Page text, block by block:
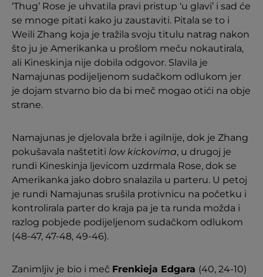
‘Thug’ Rose je uhvatila pravi pristup ‘u glavi’ i sad će
se mnoge pitati kako ju zaustaviti. Pitala se to i
Weili Zhang koja je tražila svoju titulu natrag nakon
što ju je Amerikanka u prošlom meču nokautirala,
ali Kineskinja nije dobila odgovor. Slavila je
Namajunas podijeljenom sudačkom odlukom jer
je dojam stvarno bio da bi meč mogao otići na obje
strane.
Namajunas je djelovala brže i agilnije, dok je Zhang
pokušavala naštetiti low kickovima, u drugoj je
rundi Kineskinja ljevicom uzdrmala Rose, dok se
Amerikanka jako dobro snalazila u parteru. U petoj
je rundi Namajunas srušila protivnicu na početku i
kontrolirala parter do kraja pa je ta runda možda i
razlog pobjede podijeljenom sudačkom odlukom
(48-47, 47-48, 49-46).
Zanimljiv je bio i meč Frenkieja Edgara (40, 24-10)